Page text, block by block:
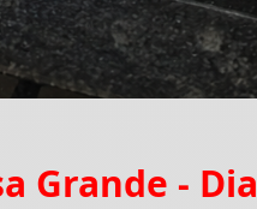
Grande -